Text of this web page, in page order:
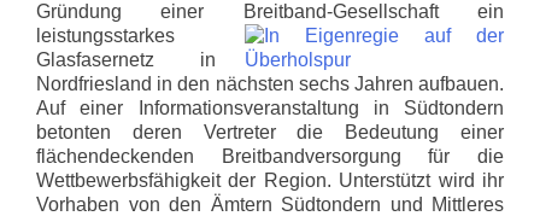
Gründung einer Breitband-Gesellschaft ein
leistungsstarkes
Glasfasernetz in
Nordfriesland in den nächsten sechs Jahren aufbauen.
Auf einer Informationsveranstaltung in Südtondern
betonten deren Vertreter die Bedeutung einer
flächendeckenden Breitbandversorgung für die
Wettbewerbsfähigkeit der Region. Unterstützt wird ihr
Vorhaben von den Ämtern Südtondern und Mittleres